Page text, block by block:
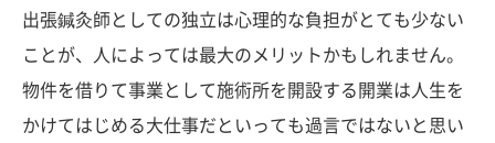
出張鍼灸師としての独立は心理的な負担がとても少ない
ことが、人によっては最大のメリットかもしれません。
物件を借りて事業として施術所を開設する開業は人生を
かけてはじめる大仕事だといっても過言ではないと思い